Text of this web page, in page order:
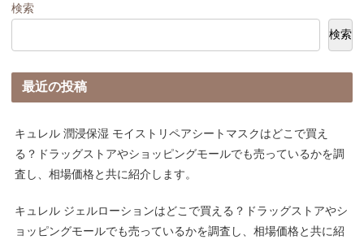
検索
検索
最近の投稿
キュレル 潤浸保湿 モイストリペアシートマスクはどこで買え
る？ドラッグストアやショッピングモールでも売っているかを調
査し、相場価格と共に紹介します。
キュレル ジェルローションはどこで買える？ドラッグストアやシ
ョッピングモールでも売っているかを調査し、相場価格と共に紹